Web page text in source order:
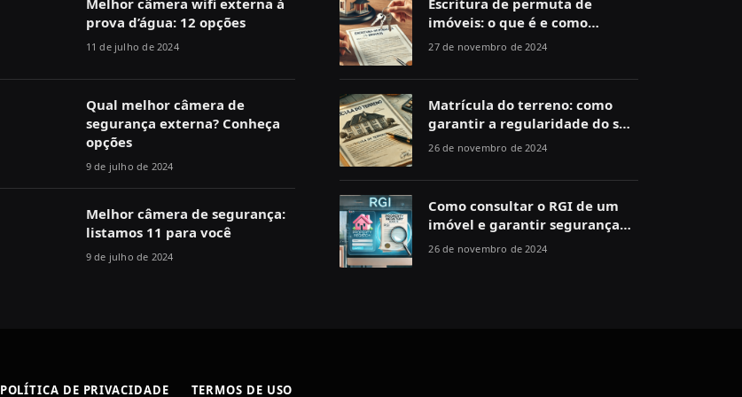
Melhor câmera wifi externa à
prova d’água: 12 opções
11 de julho de 2024
Qual melhor câmera de
segurança externa? Conheça
opções
9 de julho de 2024
Melhor câmera de segurança:
listamos 11 para você
9 de julho de 2024
Escritura de permuta de
imóveis: o que é e como
funciona
27 de novembro de 2024
Matrícula do terreno: como
garantir a regularidade do seu
imóvel
26 de novembro de 2024
Como consultar o RGI de um
imóvel e garantir segurança
jurídica
26 de novembro de 2024
POLÍTICA DE PRIVACIDADE TERMOS DE USO